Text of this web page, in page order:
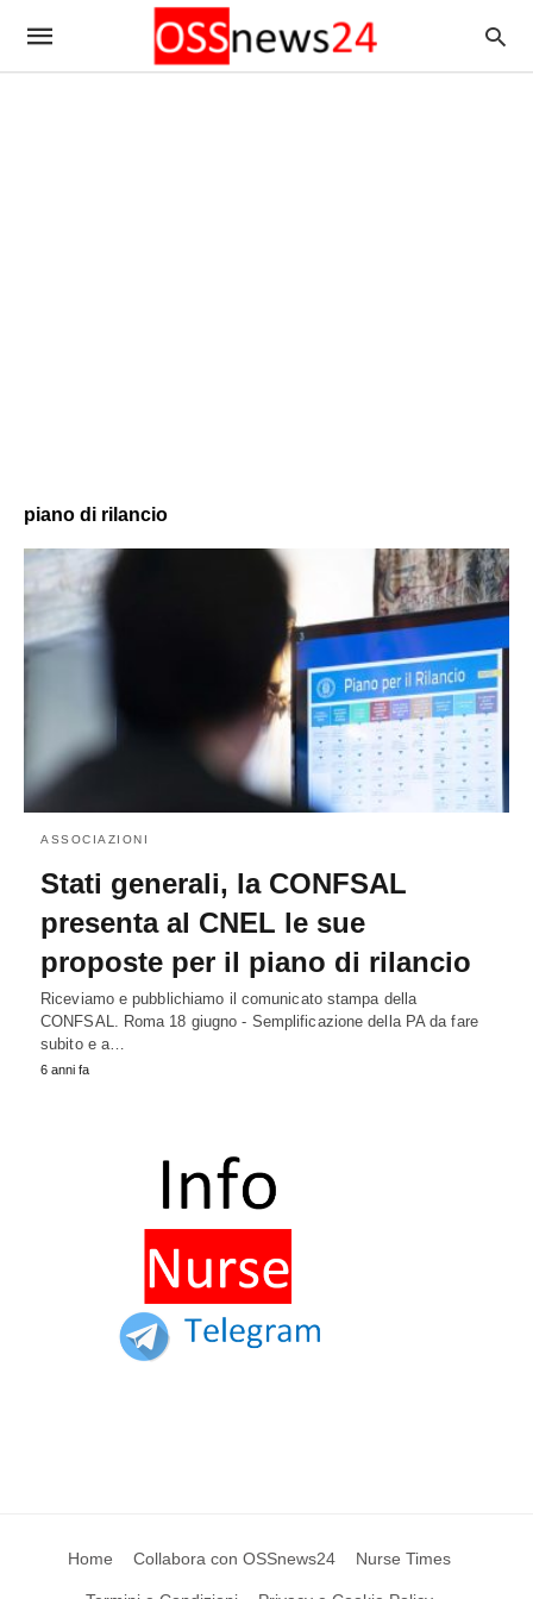
piano di rilancio
ASSOCIAZIONI
Stati generali, la CONFSAL
presenta al CNEL le sue
proposte per il piano di rilancio
Riceviamo e pubblichiamo il comunicato stampa della
CONFSAL. Roma 18 giugno - Semplificazione della PA da fare
subito e a…
6 anni fa
Home Collabora con OSSnews24 Nurse Times